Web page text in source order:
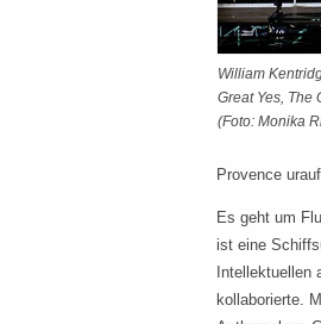
William
Great Yes, The
(Foto: Monika
Provence
Es geht um
ist eine
kollaborierte.